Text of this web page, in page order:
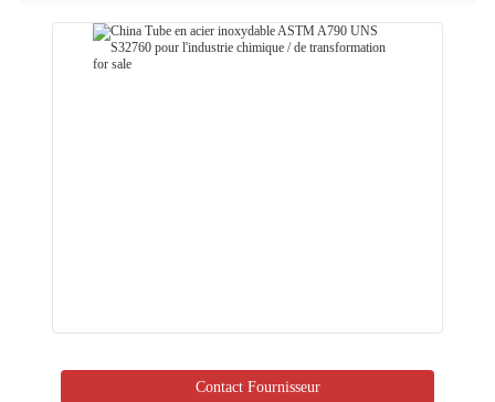
Contact Fournisseur